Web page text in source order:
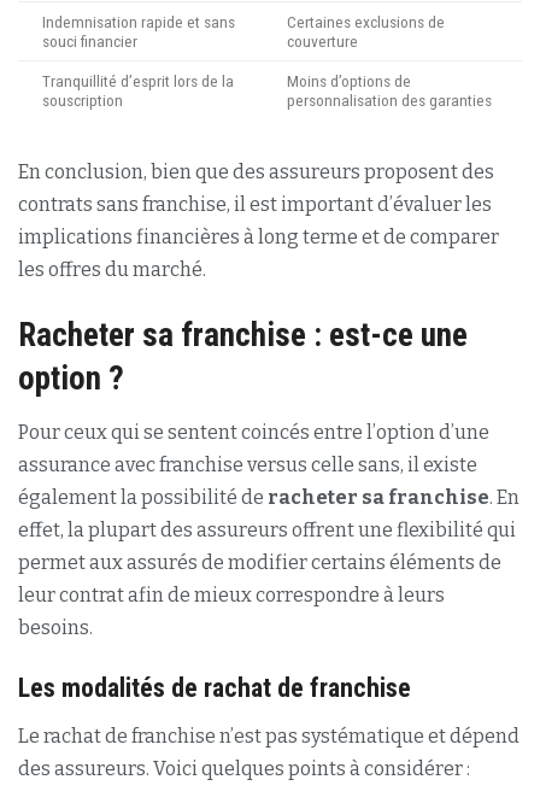
Indemnisation rapide et sans
souci financier
Certaines exclusions de
couverture
Tranquillité d’esprit lors de la
souscription
Moins d’options de
personnalisation des garanties
En conclusion, bien que des assureurs proposent des
contrats sans franchise, il est important d’évaluer les
implications financières à long terme et de comparer
les offres du marché.
Racheter sa franchise : est-ce une
option ?
Pour ceux qui se sentent coincés entre l’option d’une
assurance avec franchise versus celle sans, il existe
également la possibilité de racheter sa franchise. En
effet, la plupart des assureurs offrent une flexibilité qui
permet aux assurés de modifier certains éléments de
leur contrat afin de mieux correspondre à leurs
besoins.
Les modalités de rachat de franchise
Le rachat de franchise n’est pas systématique et dépend
des assureurs. Voici quelques points à considérer :